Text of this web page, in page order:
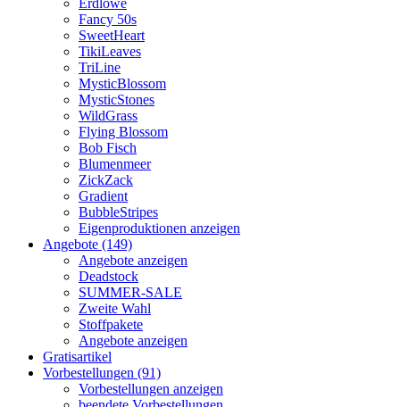
Erdlöwe
Fancy 50s
SweetHeart
TikiLeaves
TriLine
MysticBlossom
MysticStones
WildGrass
Flying Blossom
Bob Fisch
Blumenmeer
ZickZack
Gradient
BubbleStripes
Eigenproduktionen anzeigen
Angebote (149)
Angebote anzeigen
Deadstock
SUMMER-SALE
Zweite Wahl
Stoffpakete
Angebote anzeigen
Gratisartikel
Vorbestellungen (91)
Vorbestellungen anzeigen